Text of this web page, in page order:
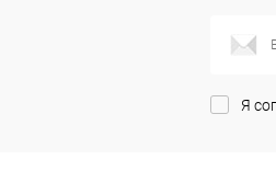
В
Я